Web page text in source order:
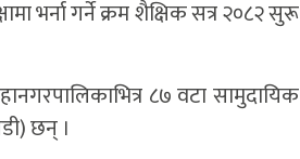
भर्ना गर्ने क्रम शैक्षिक सत्र २०८२ सुरू
८७ वटा सामुदायिक
छन् ।